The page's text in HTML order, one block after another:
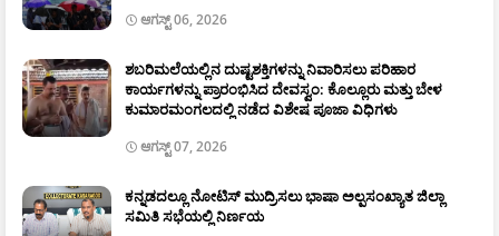
ಆಗಸ್ಟ್ 06, 2026
ಶಬರಿಮಲೆಯಲ್ಲಿನ ದುಷ್ಟಶಕ್ತಿಗಳನ್ನು ನಿವಾರಿಸಲು ಪರಿಹಾರ
ಕಾರ್ಯಗಳನ್ನು ಪ್ರಾರಂಭಿಸಿದ ದೇವಸ್ವಂ: ಕೊಲ್ಲೂರು ಮತ್ತು ಬೇಳ
ಕುಮಾರಮಂಗಲದಲ್ಲಿ ನಡೆದ ವಿಶೇಷ ಪೂಜಾ ವಿಧಿಗಳು
ಆಗಸ್ಟ್ 07, 2026
ಕನ್ನಡದಲ್ಲೂ ನೋಟಿಸ್ ಮುದ್ರಿಸಲು ಭಾಷಾ ಅಲ್ಪಸಂಖ್ಯಾತ ಜಿಲ್ಲಾ
ಸಮಿತಿ ಸಭೆಯಲ್ಲಿ ನಿರ್ಣಯ